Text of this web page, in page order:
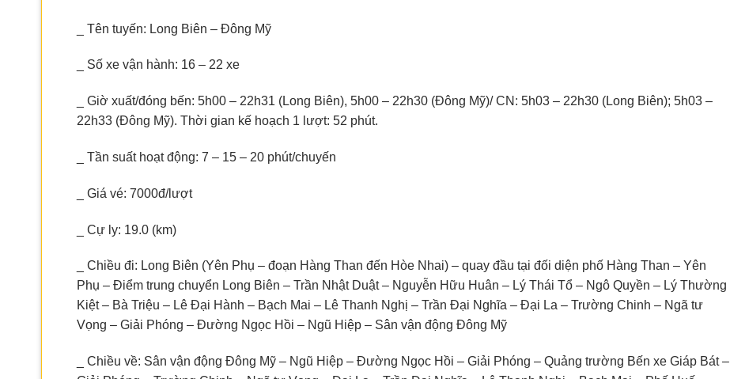
_ Tên tuyến: Long Biên – Đông Mỹ
_ Số xe vận hành: 16 – 22 xe
_ Giờ xuất/đóng bến: 5h00 – 22h31 (Long Biên), 5h00 – 22h30 (Đông Mỹ)/ CN: 5h03 – 22h30 (Long Biên); 5h03 –
22h33 (Đông Mỹ). Thời gian kế hoạch 1 lượt: 52 phút.
_ Tần suất hoạt động: 7 – 15 – 20 phút/chuyến
_ Giá vé: 7000đ/lượt
_ Cự ly: 19.0 (km)
_ Chiều đi: Long Biên (Yên Phụ – đoạn Hàng Than đến Hòe Nhai) – quay đầu tại đối diện phố Hàng Than – Yên
Phụ – Điểm trung chuyển Long Biên – Trần Nhật Duật – Nguyễn Hữu Huân – Lý Thái Tổ – Ngô Quyền – Lý Thường
Kiệt – Bà Triệu – Lê Đại Hành – Bạch Mai – Lê Thanh Nghị – Trần Đại Nghĩa – Đại La – Trường Chinh – Ngã tư
Vọng – Giải Phóng – Đường Ngọc Hồi – Ngũ Hiệp – Sân vận động Đông Mỹ
_ Chiều về: Sân vận động Đông Mỹ – Ngũ Hiệp – Đường Ngọc Hồi – Giải Phóng – Quảng trường Bến xe Giáp Bát –